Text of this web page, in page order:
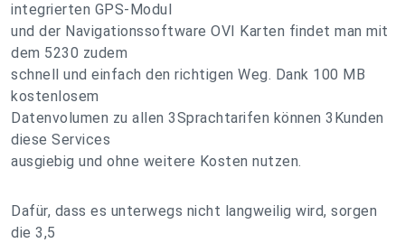
integrierten GPS-Modul
und der Navigationssoftware OVI Karten findet man mit
dem 5230 zudem
schnell und einfach den richtigen Weg. Dank 100 MB
kostenlosem
Datenvolumen zu allen 3Sprachtarifen können 3Kunden
diese Services
ausgiebig und ohne weitere Kosten nutzen.
Dafür, dass es unterwegs nicht langweilig wird, sorgen
die 3,5